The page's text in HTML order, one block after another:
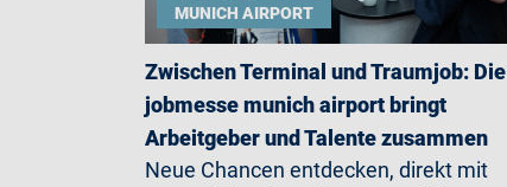
MUNICH AIRPORT
Zwischen Terminal und Traumjob: Die
jobmesse munich airport bringt
Arbeitgeber und Talente zusammen
Neue Chancen entdecken, direkt mit